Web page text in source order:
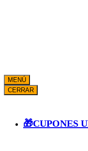
MENÚ
CERRAR
🎁CUPONES